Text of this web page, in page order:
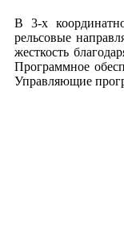
В 3-х
рельсовые
жесткость
Программное
Управляющие